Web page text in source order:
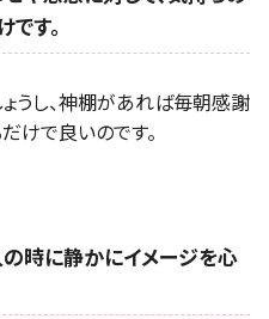
す。
うし、神棚があれば毎朝感謝
けで良いのです。
時に静かにイメージを心